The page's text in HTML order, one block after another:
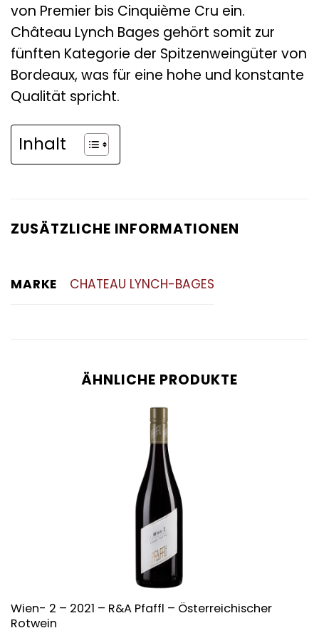
von Premier bis Cinquième Cru ein.
Château Lynch Bages gehört somit zur
fünften Kategorie der Spitzenweingüter von
Bordeaux, was für eine hohe und konstante
Qualität spricht.
Inhalt
ZUSÄTZLICHE INFORMATIONEN
MARKE CHATEAU LYNCH-BAGES
ÄHNLICHE PRODUKTE
Wien- 2 – 2021 – R&A Pfaffl – Österreichischer
Rotwein